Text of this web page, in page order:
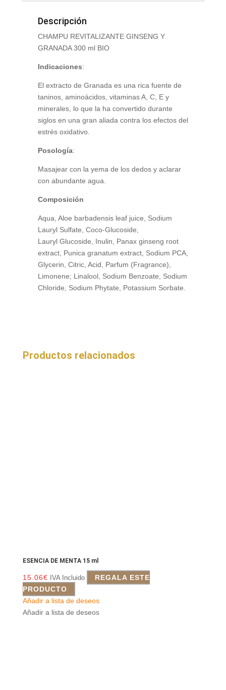
Descripción
CHAMPU REVITALIZANTE GINSENG Y
GRANADA 300 ml BIO
Indicaciones:
El extracto de Granada es una rica fuente de
taninos, aminoácidos, vitaminas A, C, E y
minerales, lo que la ha convertido durante
siglos en una gran aliada contra los efectos del
estrés oxidativo.
Posología:
Masajear con la yema de los dedos y aclarar
con abundante agua.
Composición
Aqua, Aloe barbadensis leaf juice, Sodium
Lauryl Sulfate, Coco-Glucoside,
Lauryl Glucoside, Inulin, Panax ginseng root
extract, Punica granatum extract, Sodium PCA,
Glycerin, Citric, Acid, Parfum (Fragrance),
Limonene; Linalool, Sodium Benzoate, Sodium
Chloride, Sodium Phytate, Potassium Sorbate.
Productos relacionados
ESENCIA DE MENTA 15 ml
15.06€ IVA Incluido
REGALA ESTE
PRODUCTO
Añadir a lista de deseos
Añadir a lista de deseos